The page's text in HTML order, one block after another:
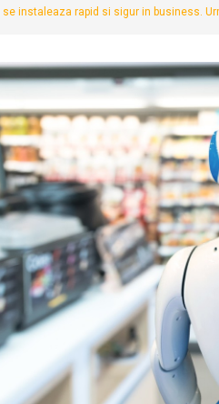
se instaleaza rapid si sigur in business.